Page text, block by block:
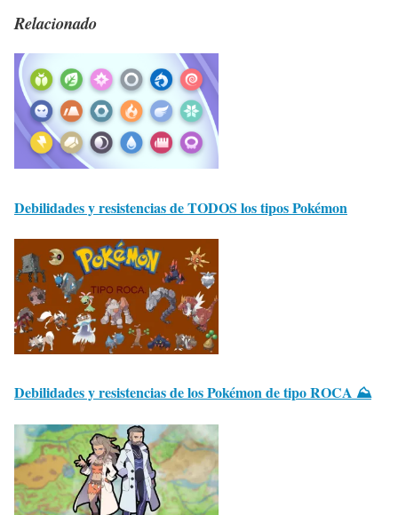
Relacionado
Debilidades y resistencias de TODOS los tipos Pokémon
Debilidades y resistencias de los Pokémon de tipo ROCA ⛰